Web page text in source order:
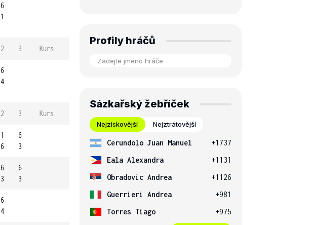
6
1
2 3 Kurs
6
4
2 3 Kurs
1
6
6
3
6
3
6
3
6
4
Profily hráčů
Sázkařský žebříček
Nejziskovější Nejztrátovější
Cerundolo Juan Manuel
+1737
Eala Alexandra
+1131
Obradovic Andrea
+1126
Guerrieri Andrea
+981
Torres Tiago
+975